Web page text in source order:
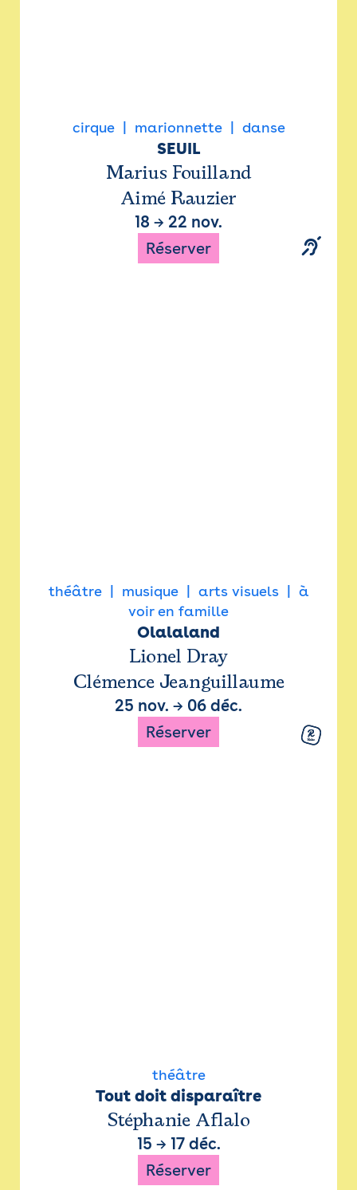
cirque marionnette danse
SEUIL
Marius Fouilland
Aimé Rauzier
18 → 22 nov.
Réserver
théâtre musique arts visuels
à
voir en famille
Olalaland
Lionel Dray
Clémence Jeanguillaume
25 nov. → 06 déc.
Réserver
théâtre
Tout doit disparaître
Stéphanie Aflalo
15 → 17 déc.
Réserver